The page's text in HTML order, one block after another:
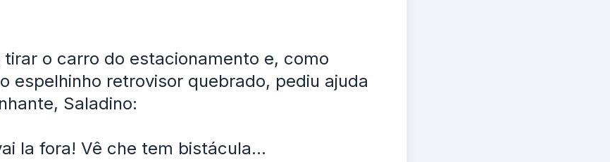
tirar o carro do estacionamento e, como
espelhinho retrovisor quebrado, pediu ajuda
Saladino:
la fora! Vê che tem bistácula...